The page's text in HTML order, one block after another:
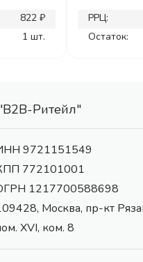
822 ₽
1 шт.
РРЦ:
Остаток:
Ритейл"
9721151549
772101001
1217700588698
Москва, пр-кт
XVI, ком. 8